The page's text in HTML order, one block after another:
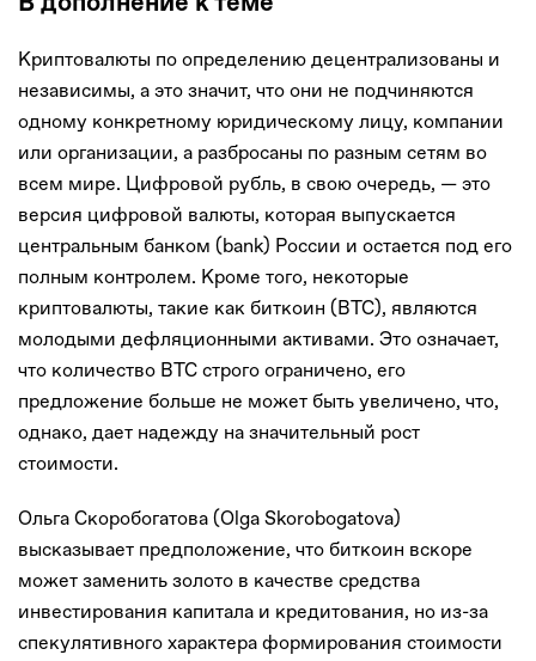
Криптовалюты по определению децентрализованы и
независимы, а это значит, что они не подчиняются
одному конкретному юридическому лицу, компании
или организации, а разбросаны по разным сетям во
всем мире. Цифровой рубль, в свою очередь, — это
версия цифровой валюты, которая выпускается
центральным банком (bank) России и остается под его
полным контролем. Кроме того, некоторые
криптовалюты, такие как биткоин (BTC), являются
молодыми дефляционными активами. Это означает,
что количество BTC строго ограничено, его
предложение больше не может быть увеличено, что,
однако, дает надежду на значительный рост
стоимости.
Ольга Скоробогатова (Olga Skorobogatova)
высказывает предположение, что биткоин вскоре
может заменить золото в качестве средства
инвестирования капитала и кредитования, но из-за
спекулятивного характера формирования стоимости